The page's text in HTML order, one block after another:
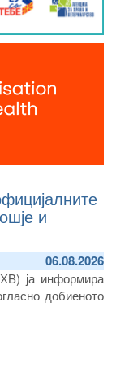
и
06.08.2026
ја информира
добиеното